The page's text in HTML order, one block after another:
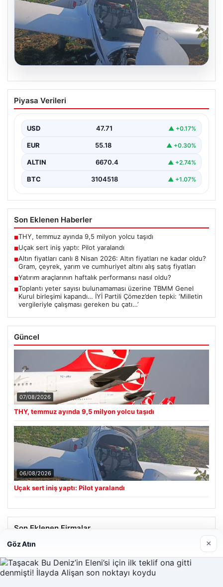
06.08.2026
Uçak sert iniş yaptı: Pilot yaralandı
Piyasa Verileri
USD 47.71 ▲ +0.17%
EUR 55.18 ▲ +0.30%
ALTIN 6670.4 ▲ +2.74%
BTC 3104518 ▲ +1.07%
Son Eklenen Haberler
■THY, temmuz ayında 9,5 milyon yolcu taşıdı
■Uçak sert iniş yaptı: Pilot yaralandı
■Altın fiyatları canlı 8 Nisan 2026: Altın fiyatları ne kadar oldu?
Gram, çeyrek, yarım ve cumhuriyet altını alış satış fiyatları
■Yatırım araçlarının haftalık performansı nasıl oldu?
■Toplantı yeter sayısı bulunamaması üzerine TBMM Genel
Kurul birleşimi kapandı… İYİ Partili Çömez’den tepki: ‘Milletin
vergileriyle çalışması gereken bu çatı…’
Güncel
07/08/2026
THY, temmuz ayında 9,5 milyon yolcu taşıdı
06/08/2026
Uçak sert iniş yaptı: Pilot yaralandı
Son Eklenen Firmalar
26/05/2026
Göz Atın ×